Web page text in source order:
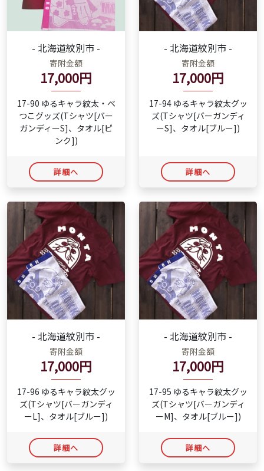
- 北海道紋別市 -
寄附金額
17,000円
17-90 ゆるキャラ紋太・べ
つこグッズ(Tシャツ[バー
ガンディーS]、タオル[ピ
ンク])
詳細へ
- 北海道紋別市 -
寄附金額
17,000円
17-94 ゆるキャラ紋太グッ
ズ(Tシャツ[バーガンディ
ーS]、タオル[ブルー])
詳細へ
- 北海道紋別市 -
寄附金額
17,000円
17-96 ゆるキャラ紋太グッ
ズ(Tシャツ[バーガンディ
ーL]、タオル[ブルー])
詳細へ
- 北海道紋別市 -
寄附金額
17,000円
17-95 ゆるキャラ紋太グッ
ズ(Tシャツ[バーガンディ
ーM]、タオル[ブルー])
詳細へ